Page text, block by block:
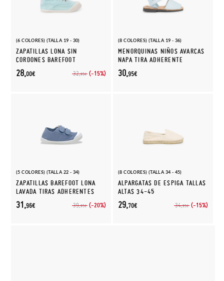
(6 COLORES) (TALLA 19 - 30)
ZAPATILLAS LONA SIN
CORDONES BAREFOOT
32,95€ (-15%)
28,00€
(8 COLORES) (TALLA 19 - 36)
MENORQUINAS NIÑOS AVARCAS
NAPA TIRA ADHERENTE
30,95€
(5 COLORES) (TALLA 22 - 34)
ZAPATILLAS BAREFOOT LONA
LAVADA TIRAS ADHERENTES
39,95€ (-20%)
31,96€
(8 COLORES) (TALLA 34 - 45)
ALPARGATAS DE ESPIGA TALLAS
ALTAS 34-45
34,95€ (-15%)
29,70€